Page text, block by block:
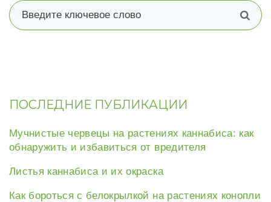
ПОСЛЕДНИЕ ПУБЛИКАЦИИ
Мучнистые червецы на растениях каннабиса: как
обнаружить и избавиться от вредителя
Листья каннабиса и их окраска
Как бороться с белокрылкой на растениях конопли